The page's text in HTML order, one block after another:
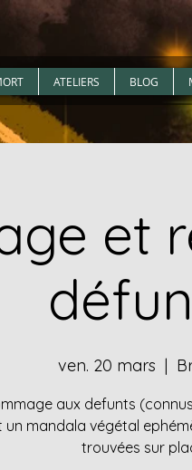
ATELIERS BLOG
et
ven. 20 mars
  |
aux defunts
un mandala végétal
trouvées sur